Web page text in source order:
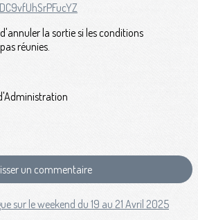
la sortie si les conditions
réunies.
un commentaire